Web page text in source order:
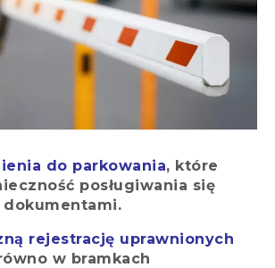
do parkowania, które
posługiwania się
rejestrację uprawnionych
w bramkach